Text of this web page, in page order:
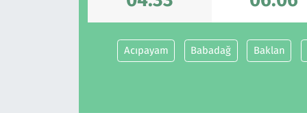
Acıpayam Babadağ Baklan